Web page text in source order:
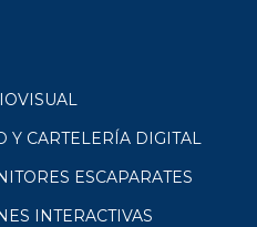
Y CARTELERÍA DIGITAL
ESCAPARATES
INTERACTIVAS